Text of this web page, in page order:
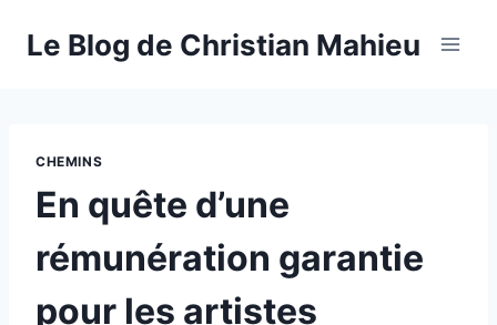
Le Blog de Christian Mahieu
CHEMINS
En quête d’une
rémunération garantie
pour les artistes